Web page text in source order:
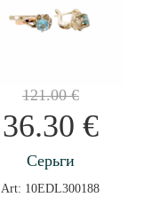
121.00€
36.30 €
Серьги
Art: 10EDL300188